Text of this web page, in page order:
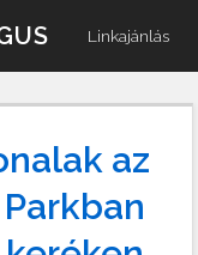
Linkajánlás
az